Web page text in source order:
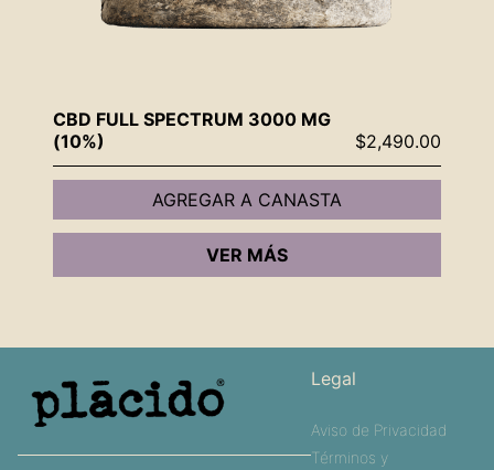
CBD FULL SPECTRUM 3000 MG
(10%)
$2,490.00
AGREGAR A CANASTA
VER MÁS
Legal
Aviso de Privacidad
Términos y